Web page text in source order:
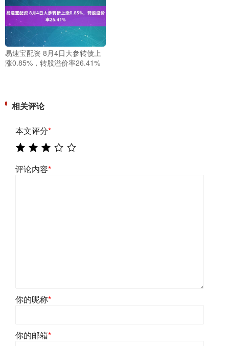
易速宝配资 8月4日大参转债上
涨0.85%，转股溢价率26.41%
相关评论
本文评分*
评论内容*
你的昵称*
你的邮箱*